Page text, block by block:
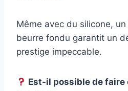
Même avec du silicone,
beurre fondu garantit un
prestige impeccable.
Est-il possible de